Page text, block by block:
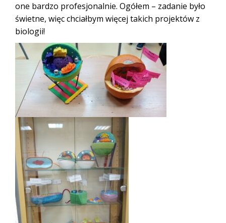
one bardzo profesjonalnie. Ogółem – zadanie było
świetne, więc chciałbym więcej takich projektów z
biologii!